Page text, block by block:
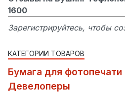
1600
Зарегистрируйтесь, чтобы
КАТЕГОРИИ ТОВАРОВ
Бумага для фотопечати
Девелоперы